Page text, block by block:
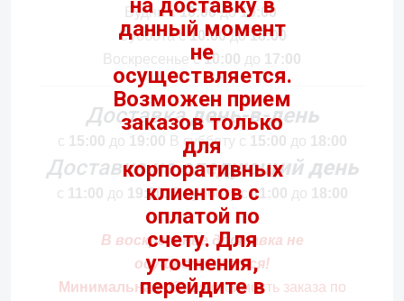
Будни c10:00до19:00
Суббота c10:00до18:00
Воскресенье c10:00 до 17:00
Доставкадень-в-день
с 15:00 до 19:00 В субботу с 15:00 до 18:00
Доставкана следующий день
с 11:00 до 19:00.В субботу с11:00 до 18:00
В воскресенье доставка не
осуществляется!
Минимальнаяобщая стоимость заказа по